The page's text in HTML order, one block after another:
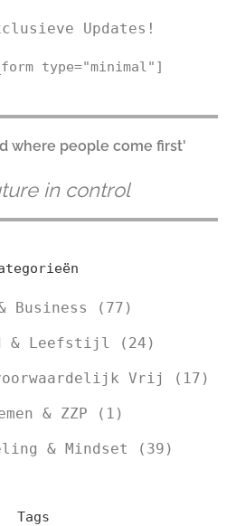
Updates!
type="minimal"]
where people come first'
in control
Business (77)
& Leefstijl (24)
Vrij (17)
& ZZP (1)
& Mindset (39)
Tags